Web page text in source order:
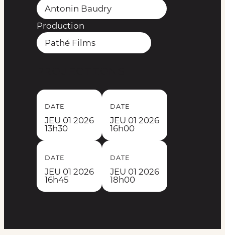
Antonin Baudry
Production
Pathé Films
DATE
JEU 01 2026
13h30
DATE
JEU 01 2026
16h00
DATE
JEU 01 2026
16h45
DATE
JEU 01 2026
18h00